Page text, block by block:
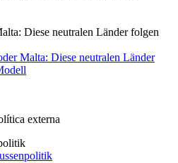
Diese neutralen Länder folgen
Malta: Diese neutralen Länder